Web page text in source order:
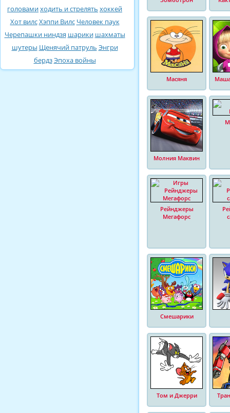
головамиходить и стрелять хоккей
Хот вилсХэппи Вилс Человек паук
Черепашки ниндзя шарики шахматы
шутеры Щенячий патруль Энгри
бердзЭпоха войны
Масяня
Молния Маквин
Рейнджеры
Мегафорс
Смешарики
Том и Джерри